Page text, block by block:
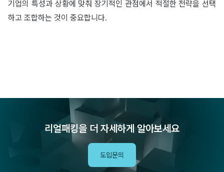
기업의 특성과 상황에 맞춰 장기적인 관점에서 적절한 전략을 선택
하고 조합하는 것이 중요합니다.
리얼패킹을 더 자세하게 알아보세요
도입문의